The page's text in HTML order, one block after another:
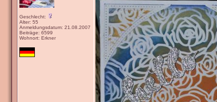
Geschlecht:
Alter: 55
Anmeldungsdatum: 21.08.2007
Beiträge: 6599
Wohnort: Erkner